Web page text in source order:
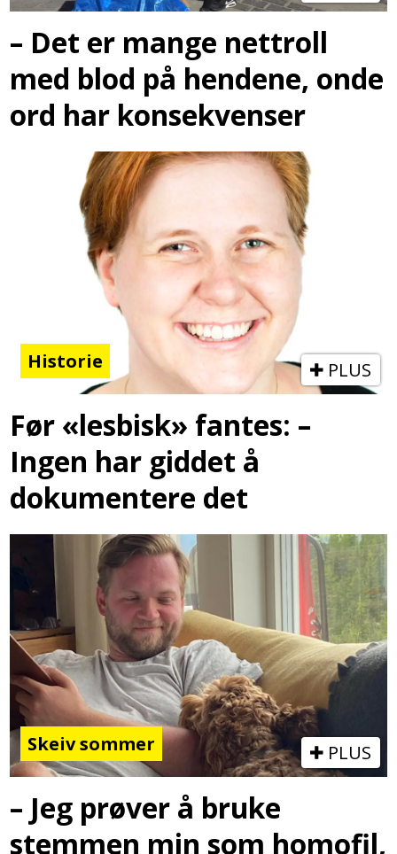
– Det er mange nettroll
med blod på hendene, onde
ord har konsekvenser
Historie PLUS
Før «lesbisk» fantes: –
Ingen har giddet å
dokumentere det
Skeiv sommer PLUS
– Jeg prøver å bruke
stemmen min som homofil,